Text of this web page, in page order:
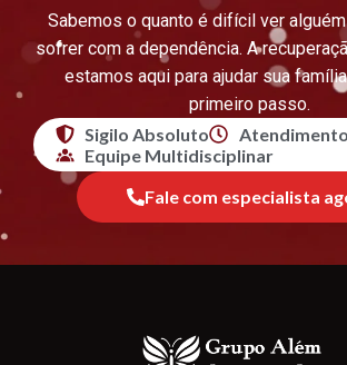
Sabemos o quanto é difícil ver
sofrer com a dependência. A
estamos aqui para ajudar sua
primeiro passo.
Sigilo Absoluto
Equipe Multidisciplinar
Fale com especialista